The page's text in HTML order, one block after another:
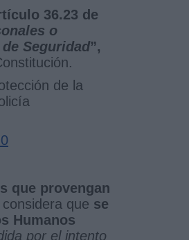
36.23 de
o
Seguridad”,
de la
que provengan
que se
Humanos
por el intento